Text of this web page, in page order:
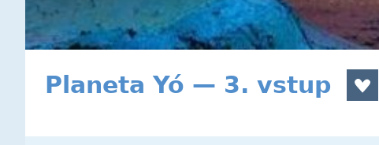
Planeta Yó — 3. vstup